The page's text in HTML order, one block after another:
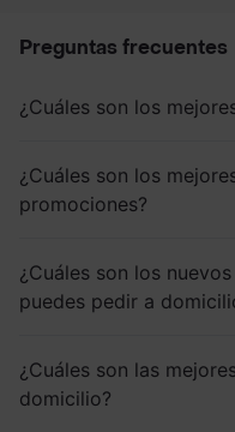
Preguntas frecuentes
¿Cuáles son los
¿Cuáles son los
promociones?
¿Cuáles son los
puedes pedir a
¿Cuáles son las
domicilio?